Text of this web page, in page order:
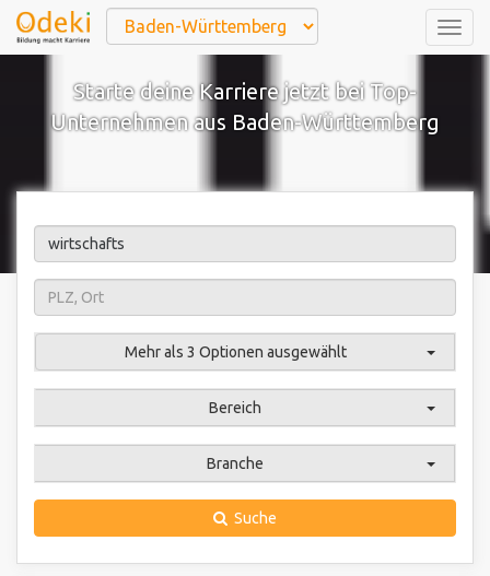
Starte deine Karriere jetzt bei Top-
Unternehmen aus Baden-Württemberg
Mehr als 3 Optionen ausgewählt
Bereich
Branche
Suche